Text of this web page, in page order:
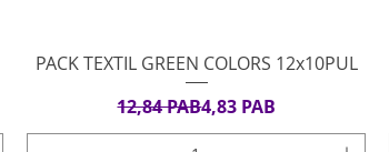
Vista rápida
PACK TEXTIL GREEN COLORS 12x10PUL
Precio
12,84 PABPrecio de oferta
4,83 PAB